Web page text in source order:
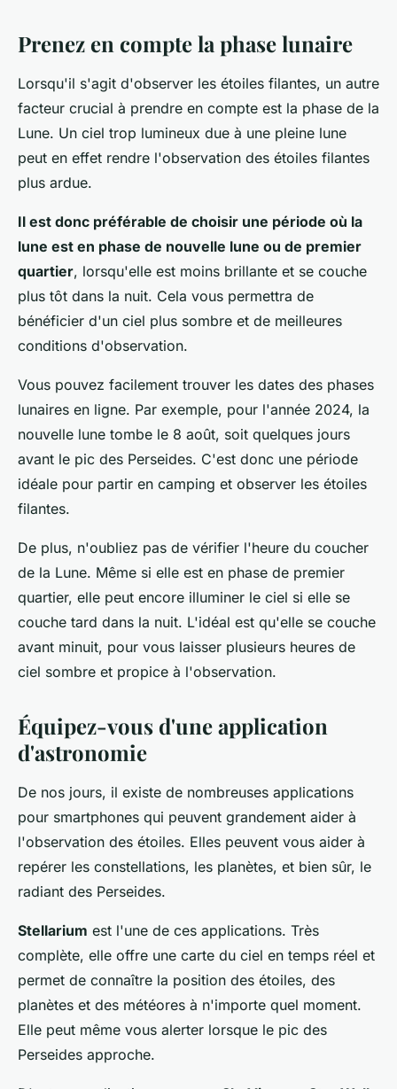
Prenez en compte la phase lunaire
Lorsqu'il s'agit d'observer les étoiles filantes, un autre
facteur crucial à prendre en compte est la phase de la
Lune. Un ciel trop lumineux due à une pleine lune
peut en effet rendre l'observation des étoiles filantes
plus ardue.
Il est donc préférable de choisir une période où la
lune est en phase de nouvelle lune ou de premier
quartier, lorsqu'elle est moins brillante et se couche
plus tôt dans la nuit. Cela vous permettra de
bénéficier d'un ciel plus sombre et de meilleures
conditions d'observation.
Vous pouvez facilement trouver les dates des phases
lunaires en ligne. Par exemple, pour l'année 2024, la
nouvelle lune tombe le 8 août, soit quelques jours
avant le pic des Perseides. C'est donc une période
idéale pour partir en camping et observer les étoiles
filantes.
De plus, n'oubliez pas de vérifier l'heure du coucher
de la Lune. Même si elle est en phase de premier
quartier, elle peut encore illuminer le ciel si elle se
couche tard dans la nuit. L'idéal est qu'elle se couche
avant minuit, pour vous laisser plusieurs heures de
ciel sombre et propice à l'observation.
Équipez-vous d'une application
d'astronomie
De nos jours, il existe de nombreuses applications
pour smartphones qui peuvent grandement aider à
l'observation des étoiles. Elles peuvent vous aider à
repérer les constellations, les planètes, et bien sûr, le
radiant des Perseides.
Stellarium est l'une de ces applications. Très
complète, elle offre une carte du ciel en temps réel et
permet de connaître la position des étoiles, des
planètes et des météores à n'importe quel moment.
Elle peut même vous alerter lorsque le pic des
Perseides approche.